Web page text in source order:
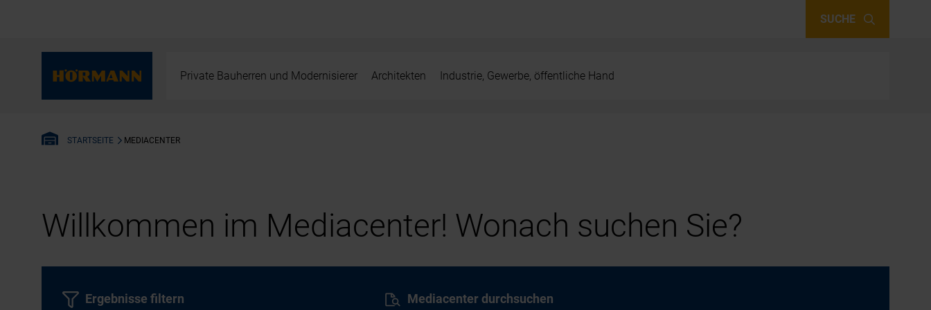
SUCHE
Private Bauherren und Modernisierer Architekten Industrie, Gewerbe, öffentliche Hand
STARTSEITE MEDIACENTER
Willkommen im Mediacenter! Wonach suchen Sie?
Mediacenter durchsuchen
Ergebnisse filtern